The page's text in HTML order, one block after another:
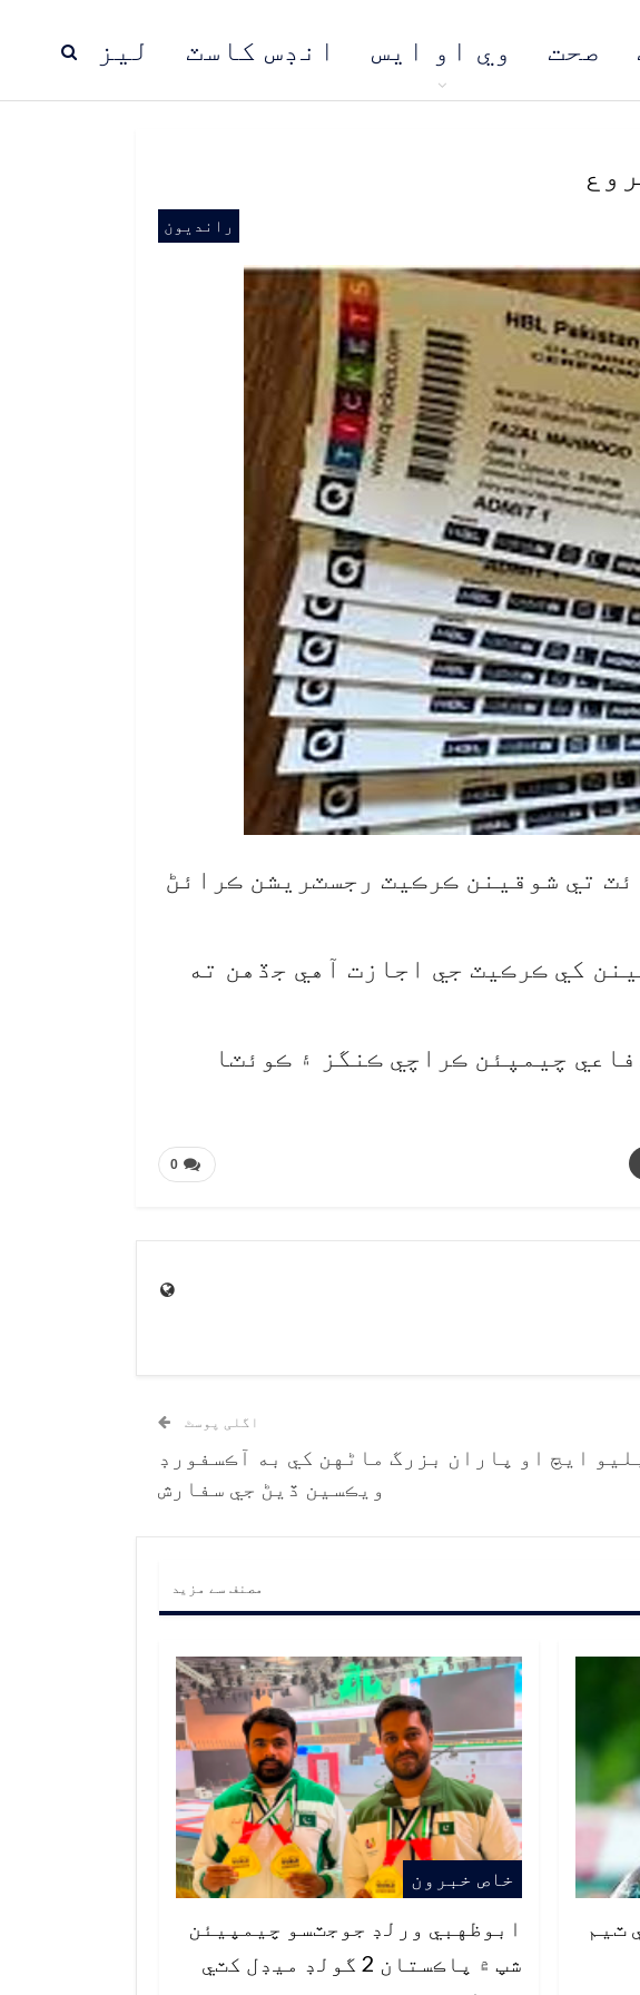
ليز انڊس کاسٽ وي او ايس صحت
رانديون
تي شوقينن ڪرڪيٽ رجسٽريشن ڪرائڻ
تحت ڪراچي ۾ ٿيندڙ ميچز لاءِ 7500 شوقينن کي ڪرڪيٽ جي اجازت آهي جڏهن ته
۾ ٿيندو، دفاعي چيمپئن ڪراچي ڪنگز ۽ ڪوئٽا
0
اگلی پوسٹ
ايڇ او پاران بزرگ ماڻهن کي به آڪسفورڊ
ويڪسين ڏيڻ جي سفارش
مصنف سے مزید
ٽيم
خاص خبرون
ابوظهبي ورلڊ جوجٽسو چيمپيئن
شپ ۾ پاڪستان 2 گولڊ ميڊل کٽي